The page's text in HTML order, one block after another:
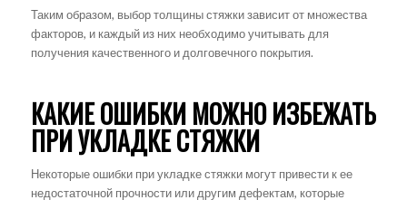
Таким образом, выбор толщины стяжки зависит от множества
факторов, и каждый из них необходимо учитывать для
получения качественного и долговечного покрытия.
КАКИЕ ОШИБКИ МОЖНО ИЗБЕЖАТЬ
ПРИ УКЛАДКЕ СТЯЖКИ
Некоторые ошибки при укладке стяжки могут привести к ее
недостаточной прочности или другим дефектам, которые